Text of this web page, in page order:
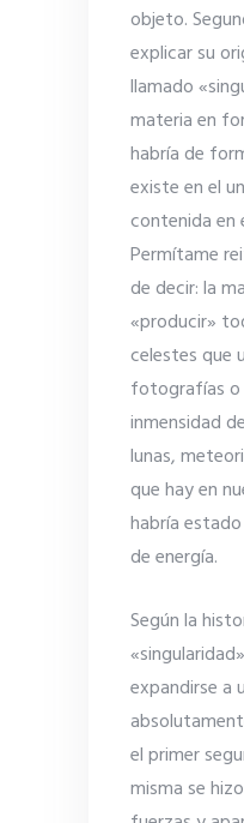
objeto.
explicar su
llamado
materia en
habría de
existe en el
contenida en
Permítame
de decir: la
«producir»
celestes que
fotografías o
inmensidad
lunas,
que hay en
habría
de energía.
Según la
expandirse a
el primer
misma se